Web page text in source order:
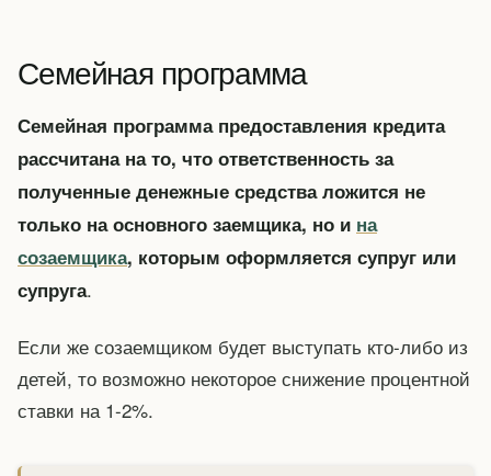
Семейная программа
Семейная программа предоставления кредита
рассчитана на то, что ответственность за
полученные денежные средства ложится не
только на основного заемщика, но и на
созаемщика, которым оформляется супруг или
супруга.
Если же созаемщиком будет выступать кто-либо из
детей, то возможно некоторое снижение процентной
ставки на 1-2%.